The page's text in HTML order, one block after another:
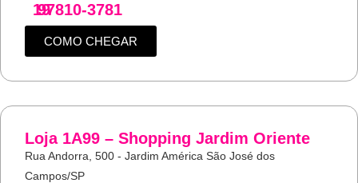
19
97810-3781
COMO CHEGAR
Loja 1A99 – Shopping Jardim Oriente
Rua Andorra, 500 - Jardim América São José dos
Campos/SP